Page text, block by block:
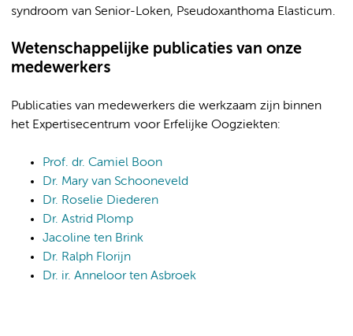
syndroom van Senior-Loken, Pseudoxanthoma Elasticum.
Wetenschappelijke publicaties van onze
medewerkers
Publicaties van medewerkers die werkzaam zijn binnen
het Expertisecentrum voor Erfelijke Oogziekten:
Prof. dr. Camiel Boon
Dr. Mary van Schooneveld
Dr. Roselie Diederen
Dr. Astrid Plomp
Jacoline ten Brink
Dr. Ralph Florijn
Dr. ir. Anneloor ten Asbroek